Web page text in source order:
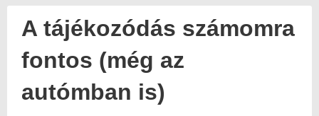
A tájékozódás számomra
fontos (még az
autómban is)